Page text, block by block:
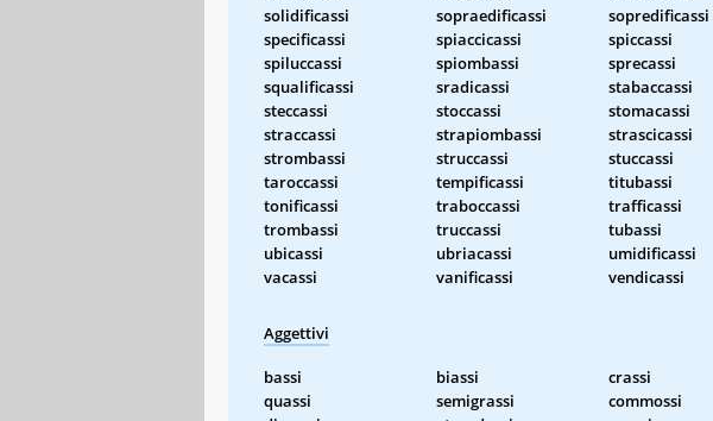
solidificassi
sopraedificassi sopredificassi
specificassi
spiaccicassi spiccassi
spiluccassi
spiombassi sprecassi
squalificassi
sradicassi stabaccassi
steccassi
stoccassi stomacassi
straccassi
strapiombassi strascicassi
strombassi
struccassi stuccassi
taroccassi
tempificassi titubassi
tonificassi
traboccassi trafficassi
trombassi
truccassi tubassi
ubicassi
ubriacassi umidificassi
vacassi
vanificassi vendicassi
Aggettivi
bassi biassi crassi
quassi
semigrassi commossi